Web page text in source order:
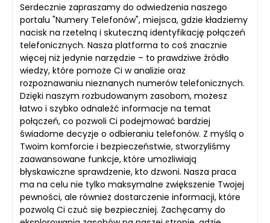
Serdecznie zapraszamy do odwiedzenia naszego
portalu "Numery Telefonów", miejsca, gdzie kładziemy
nacisk na rzetelną i skuteczną identyfikację połączeń
telefonicznych. Nasza platforma to coś znacznie
więcej niż jedynie narzędzie – to prawdziwe źródło
wiedzy, które pomoże Ci w analizie oraz
rozpoznawaniu nieznanych numerów telefonicznych.
Dzięki naszym rozbudowanym zasobom, możesz
łatwo i szybko odnaleźć informacje na temat
połączeń, co pozwoli Ci podejmować bardziej
świadome decyzje o odbieraniu telefonów. Z myślą o
Twoim komforcie i bezpieczeństwie, stworzyliśmy
zaawansowane funkcje, które umożliwiają
błyskawiczne sprawdzenie, kto dzwoni. Nasza praca
ma na celu nie tylko maksymalne zwiększenie Twojej
pewności, ale również dostarczenie informacji, które
pozwolą Ci czuć się bezpieczniej. Zachęcamy do